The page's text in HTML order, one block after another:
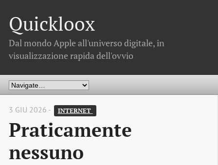
Quickloox
Dal mondo Apple all'universo digitale, in
visualizzazione rapida dell'ovvio
3 GIU 2026 - INTERNET
Praticamente
nessuno